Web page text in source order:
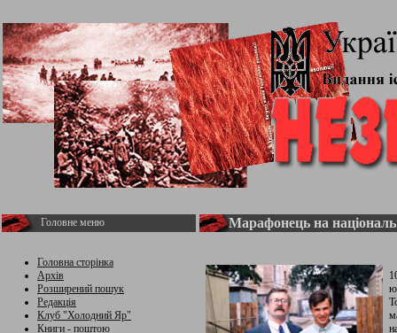
Головне меню
Головна сторінка
Архів
Розширений пошук
Редакція
Клуб "Холодний Яр"
Книги - поштою
Марафонець на